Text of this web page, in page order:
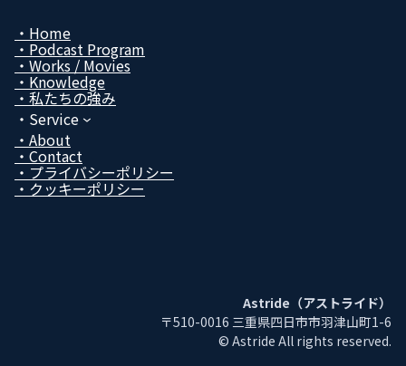
リ
ン
ク
リ
ン
ク
ン
ク
ン
ク
Home
Podcast Program
Works / Movies
Know­ledge
私たちの強み
Service
About
Contact
プライバシーポリシー
クッキーポリシー
Astride（アストライド）
〒510-0016 三重県四日市市羽津山町1-6
© Astride All rights reserved.